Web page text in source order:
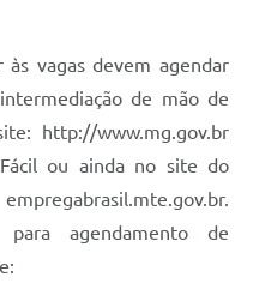
às vagas devem agendar
de mão de
http://www.mg.gov.br
ou ainda no site do
agendamento de